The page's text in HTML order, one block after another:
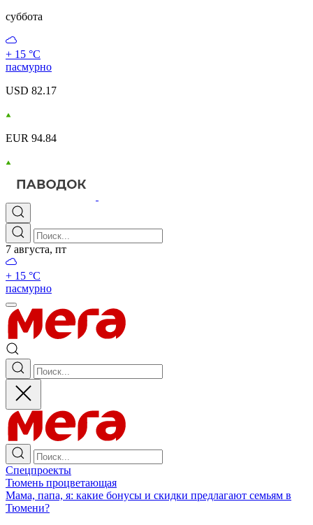
суббота
+ 15 °С
пасмурно
USD 82.17
EUR 94.84
7 августа, пт
+ 15 °С
пасмурно
Спецпроекты
Тюмень процветающая
Мама, папа, я: какие бонусы и скидки предлагают семьям в
Тюмени?